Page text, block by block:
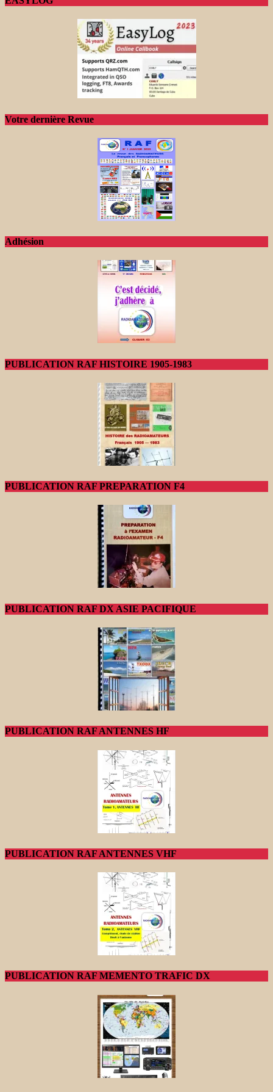
Votre dernière Revue
Adhésion
PUBLICATION RAF HISTOIRE 1905-1983
PUBLICATION RAF PREPARATION F4
PUBLICATION RAF DX ASIE PACIFIQUE
PUBLICATION RAF ANTENNES HF
PUBLICATION RAF ANTENNES VHF
PUBLICATION RAF MEMENTO TRAFIC DX